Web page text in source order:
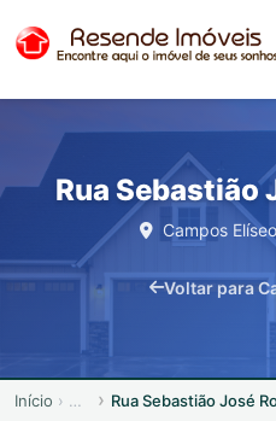
Rua Sebastião
Campos
Voltar para
Início Rua Sebastião José